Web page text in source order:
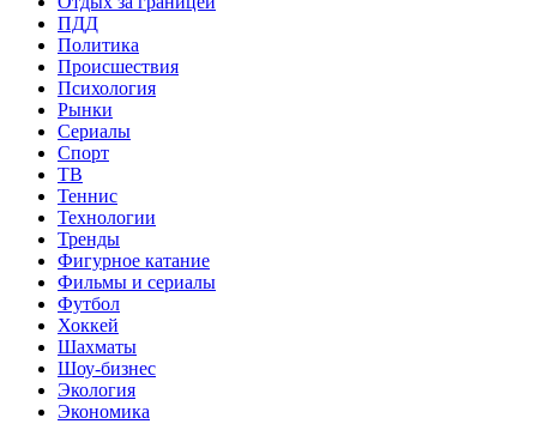
ПДД
Политика
Происшествия
Психология
Рынки
Сериалы
Спорт
ТВ
Теннис
Технологии
Тренды
Фигурное катание
Фильмы и сериалы
Футбол
Хоккей
Шахматы
Шоу-бизнес
Экология
Экономика